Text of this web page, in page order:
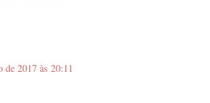
de 2017 às 20:11